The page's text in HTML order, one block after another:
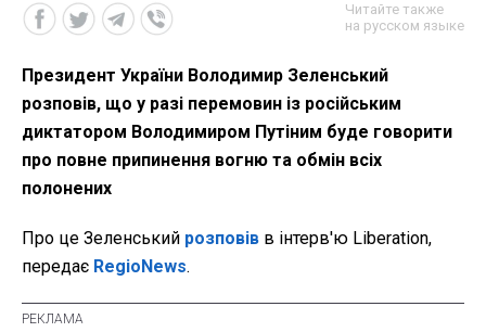
Читайте также
на русском языке
Президент України Володимир Зеленський
розповів, що у разі перемовин із російським
диктатором Володимиром Путіним буде говорити
про повне припинення вогню та обмін всіх
полонених
Про це Зеленський розповів в інтерв'ю Liberation,
передає RegioNews.